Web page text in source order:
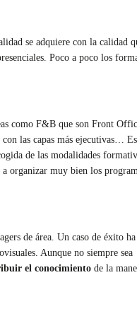
se adquiere con la calidad
Poco a poco los
como F&B que son Front
con las capas más ejecutivas… Es
de las modalidades
organizar muy bien los
de área. Un caso de éxito
Aunque no siempre sea
el conocimiento de la